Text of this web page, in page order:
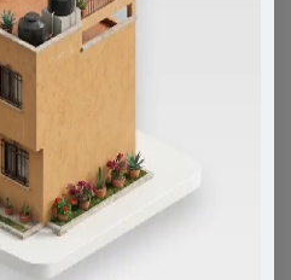
en